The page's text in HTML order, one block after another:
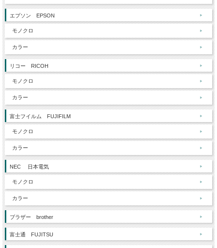
エプソン EPSON
モノクロ
カラー
リコー RICOH
モノクロ
カラー
富士フイルム FUJIFILM
モノクロ
カラー
NEC 日本電気
モノクロ
カラー
ブラザー brother
富士通 FUJITSU